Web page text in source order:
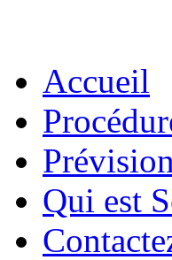
Accueil
Qui est